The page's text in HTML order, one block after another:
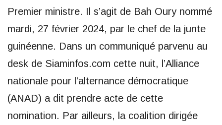
Premier ministre. Il s’agit de Bah Oury nommé
mardi, 27 février 2024, par le chef de la junte
guinéenne. Dans un communiqué parvenu au
desk de Siaminfos.com cette nuit, l’Alliance
nationale pour l’alternance démocratique
(ANAD) a dit prendre acte de cette
nomination. Par ailleurs, la coalition dirigée